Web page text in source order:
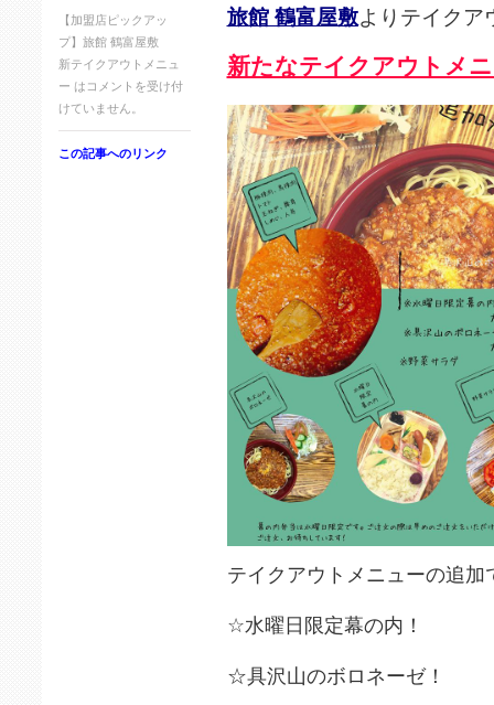
【加盟店ピックアッ
プ】旅館 鶴富屋敷
新テイクアウトメニュ
ー は コメントを受け付
けていません。
この記事へのリンク
旅館 鶴富屋敷よりテイクア
新たなテイクアウトメ
テイクアウトメニューの追加
☆水曜日限定幕の内！
☆具沢山のボロネーゼ！